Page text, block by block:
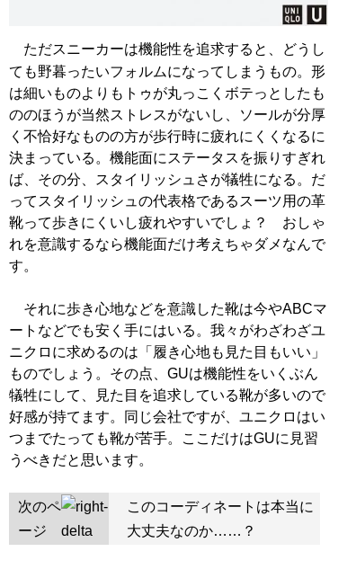
ただスニーカーは機能性を追求すると、どうし
ても野暮ったいフォルムになってしまうもの。形
は細いものよりもトゥが丸っこくボテっとしたも
ののほうが当然ストレスがないし、ソールが分厚
く不恰好なものの方が歩行時に疲れにくくなるに
決まっている。機能面にステータスを振りすぎれ
ば、その分、スタイリッシュさが犠牲になる。だ
ってスタイリッシュの代表格であるスーツ用の革
靴って歩きにくいし疲れやすいでしょ？ おしゃ
れを意識するなら機能面だけ考えちゃダメなんで
す。
それに歩き心地などを意識した靴は今やABCマ
ートなどでも安く手にはいる。我々がわざわざユ
ニクロに求めるのは「履き心地も見た目もいい」
ものでしょう。その点、GUは機能性をいくぶん
犠牲にして、見た目を追求している靴が多いので
好感が持てます。同じ会社ですが、ユニクロはい
つまでたっても靴が苦手。ここだけはGUに見習
うべきだと思います。
次のペ
ージ
このコーディネートは本当に
大丈夫なのか……？